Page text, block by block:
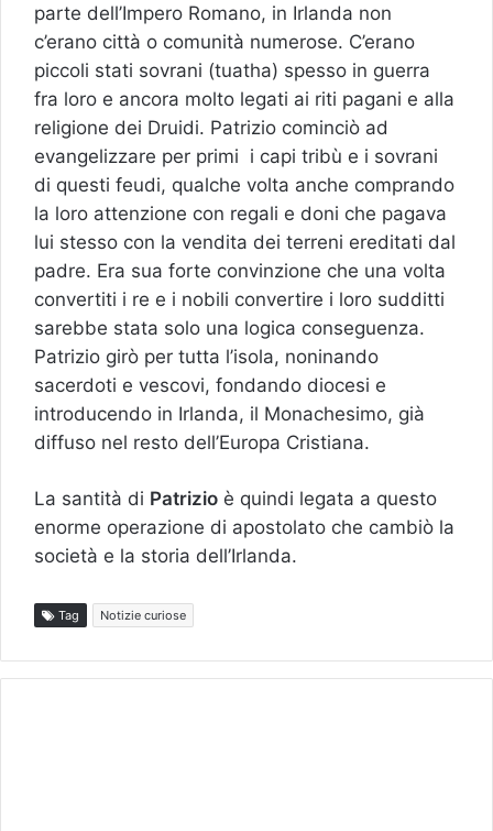
parte dell’Impero Romano, in Irlanda non
c’erano città o comunità numerose. C’erano
piccoli stati sovrani (tuatha) spesso in guerra
fra loro e ancora molto legati ai riti pagani e alla
religione dei Druidi. Patrizio cominciò ad
evangelizzare per primi i capi tribù e i sovrani
di questi feudi, qualche volta anche comprando
la loro attenzione con regali e doni che pagava
lui stesso con la vendita dei terreni ereditati dal
padre. Era sua forte convinzione che una volta
convertiti i re e i nobili convertire i loro sudditti
sarebbe stata solo una logica conseguenza.
Patrizio girò per tutta l’isola, noninando
sacerdoti e vescovi, fondando diocesi e
introducendo in Irlanda, il Monachesimo, già
diffuso nel resto dell’Europa Cristiana.
La santità di Patrizio è quindi legata a questo
enorme operazione di apostolato che cambiò la
società e la storia dell’Irlanda.
Tag Notizie curiose